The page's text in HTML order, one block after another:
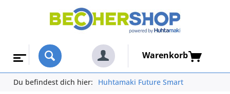
Warenkorb
Du befindest dich hier: Huhtamaki Future Smart